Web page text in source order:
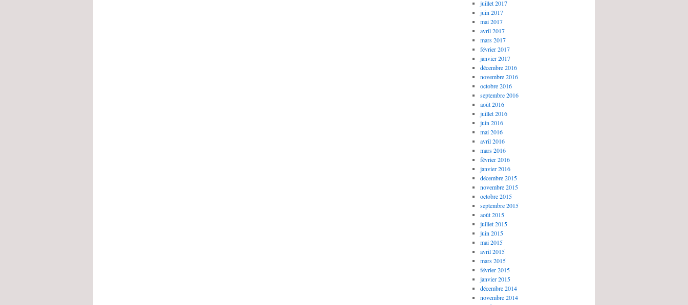
juillet 2017
juin 2017
mai 2017
avril 2017
mars 2017
février 2017
janvier 2017
décembre 2016
novembre 2016
octobre 2016
septembre 2016
août 2016
juillet 2016
juin 2016
mai 2016
avril 2016
mars 2016
février 2016
janvier 2016
décembre 2015
novembre 2015
octobre 2015
septembre 2015
août 2015
juillet 2015
juin 2015
mai 2015
avril 2015
mars 2015
février 2015
janvier 2015
décembre 2014
novembre 2014